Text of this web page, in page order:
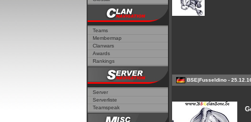
Teams
Membermap
Clanwars
Awards
Rankings
Server
Serverliste
Teamspeak
BSE|Fusseldino-